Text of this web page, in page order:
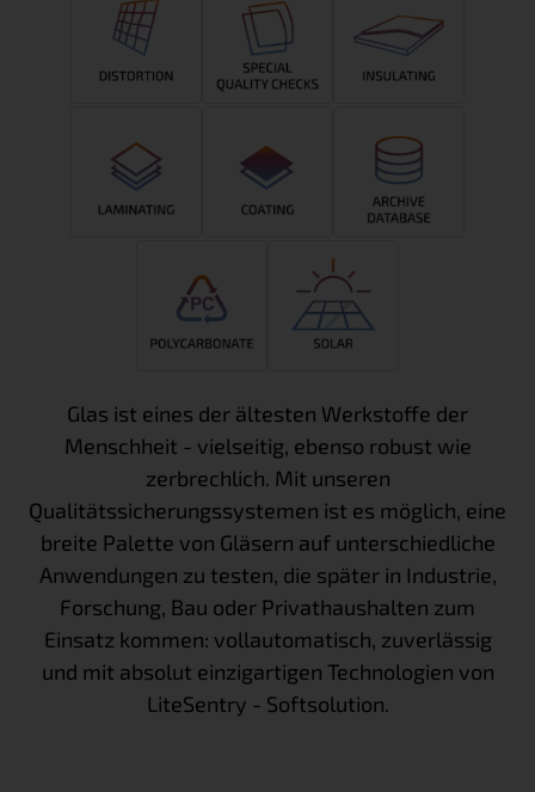
Glas ist eines der ältesten Werkstoffe der
Menschheit - vielseitig, ebenso robust wie
zerbrechlich. Mit unseren
Qualitätssicherungssystemen ist es möglich, eine
breite Palette von Gläsern auf unterschiedliche
Anwendungen zu testen, die später in Industrie,
Forschung, Bau oder Privathaushalten zum
Einsatz kommen: vollautomatisch, zuverlässig
und mit absolut einzigartigen Technologien von
LiteSentry - Softsolution.